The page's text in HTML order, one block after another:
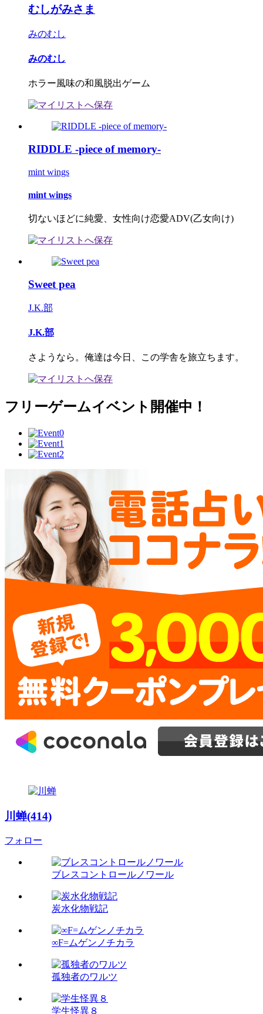
むしがみさま
みのむし
みのむし
ホラー風味の和風脱出ゲーム
RIDDLE -piece of memory-
mint wings
mint wings
切ないほどに純愛、女性向け恋愛ADV(乙女向け)
Sweet pea
J.K.部
J.K.部
さようなら。俺達は今日、この学舎を旅立ちます。
フリーゲームイベント開催中！
川蝉(414)
フォロー
ブレスコントロールノワール
炭水化物戦記
∞F=ムゲンノチカラ
孤独者のワルツ
学生怪異８